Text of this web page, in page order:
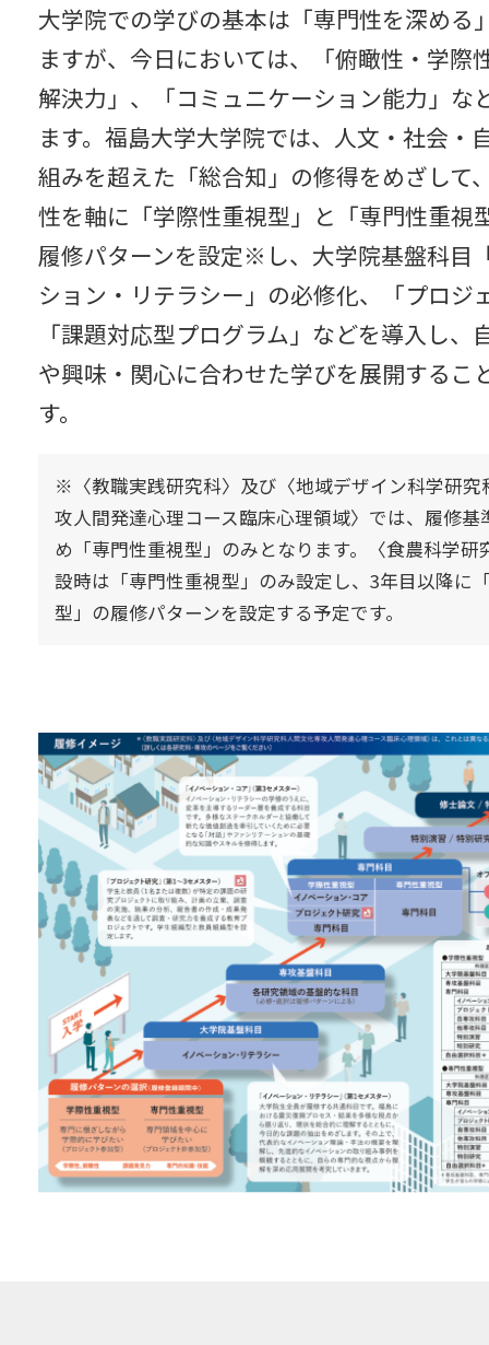
大学院での学びの基本は「専門性を深める
ますが、今日においては、「俯瞰性・学際
解決力」、「コミュニケーション能力」な
ます。福島大学大学院では、人文・社会・
組みを超えた「総合知」の修得をめざして
性を軸に「学際性重視型」と「専門性重視
履修パターンを設定※し、大学院基盤科目
ション・リテラシー」の必修化、「プロジ
「課題対応型プログラム」などを導入し、
や興味・関心に合わせた学びを展開するこ
す。
※〈教職実践研究科〉及び〈地域デザイン科学研究
攻人間発達心理コース臨床心理領域〉では、履修基
め「専門性重視型」のみとなります。〈食農科学研
設時は「専門性重視型」のみ設定し、3年目以降に
型」の履修パターンを設定する予定です。